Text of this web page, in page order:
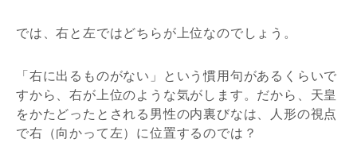
では、右と左ではどちらが上位なのでしょう。
「右に出るものがない」という慣用句があるくらいで
すから、右が上位のような気がします。だから、天皇
をかたどったとされる男性の内裏びなは、人形の視点
で右（向かって左）に位置するのでは？